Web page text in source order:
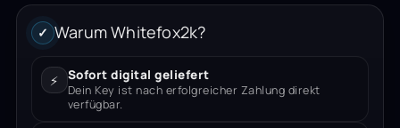
✓ Warum Whitefox2k?
⚡ Sofort digital geliefert
Dein Key ist nach erfolgreicher Zahlung direkt
verfügbar.